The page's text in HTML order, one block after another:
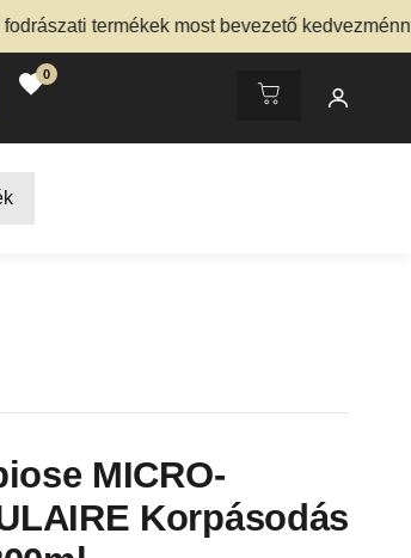
termékek most bevezető kedvezménnyel
0
MICRO-
Korpásodás